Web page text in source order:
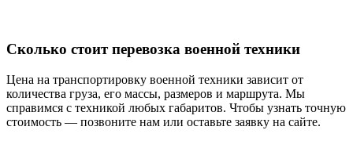
Сколько стоит перевозка военной техники
Цена на транспортировку военной техники зависит от
количества груза, его массы, размеров и маршрута. Мы
справимся с техникой любых габаритов. Чтобы узнать точную
стоимость — позвоните нам или оставьте заявку на сайте.